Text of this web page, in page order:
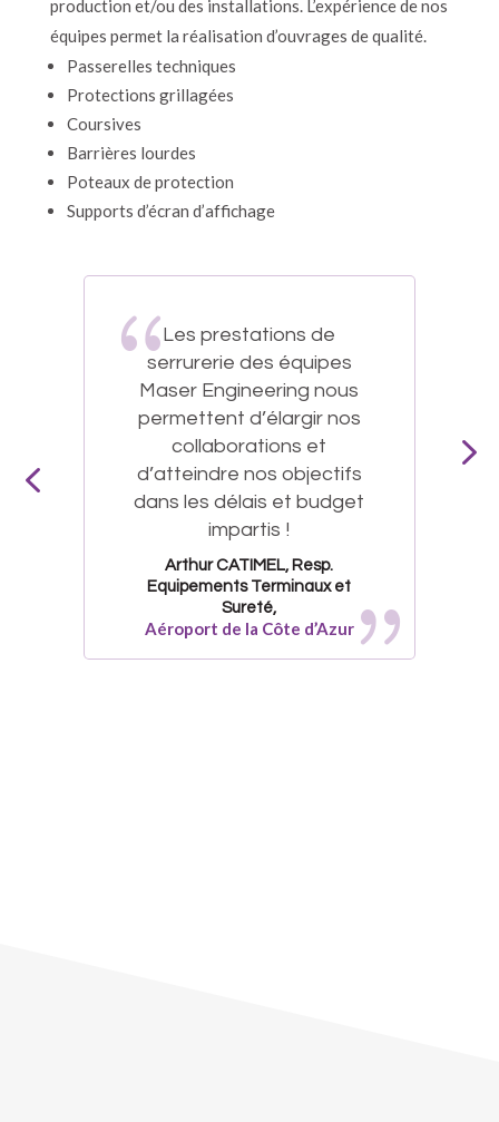
production et/ou des installations. L’expérience de nos
équipes permet la réalisation d’ouvrages de qualité.
Passerelles techniques
Protections grillagées
Coursives
Barrières lourdes
Poteaux de protection
Supports d’écran d’affichage
Les prestations de
serrurerie des équipes
Maser Engineering nous
permettent d’élargir nos
collaborations et
d’atteindre nos objectifs
dans les délais et budget
impartis !
Arthur CATIMEL, Resp.
Equipements Terminaux et
Sureté,
Aéroport de la Côte d’Azur